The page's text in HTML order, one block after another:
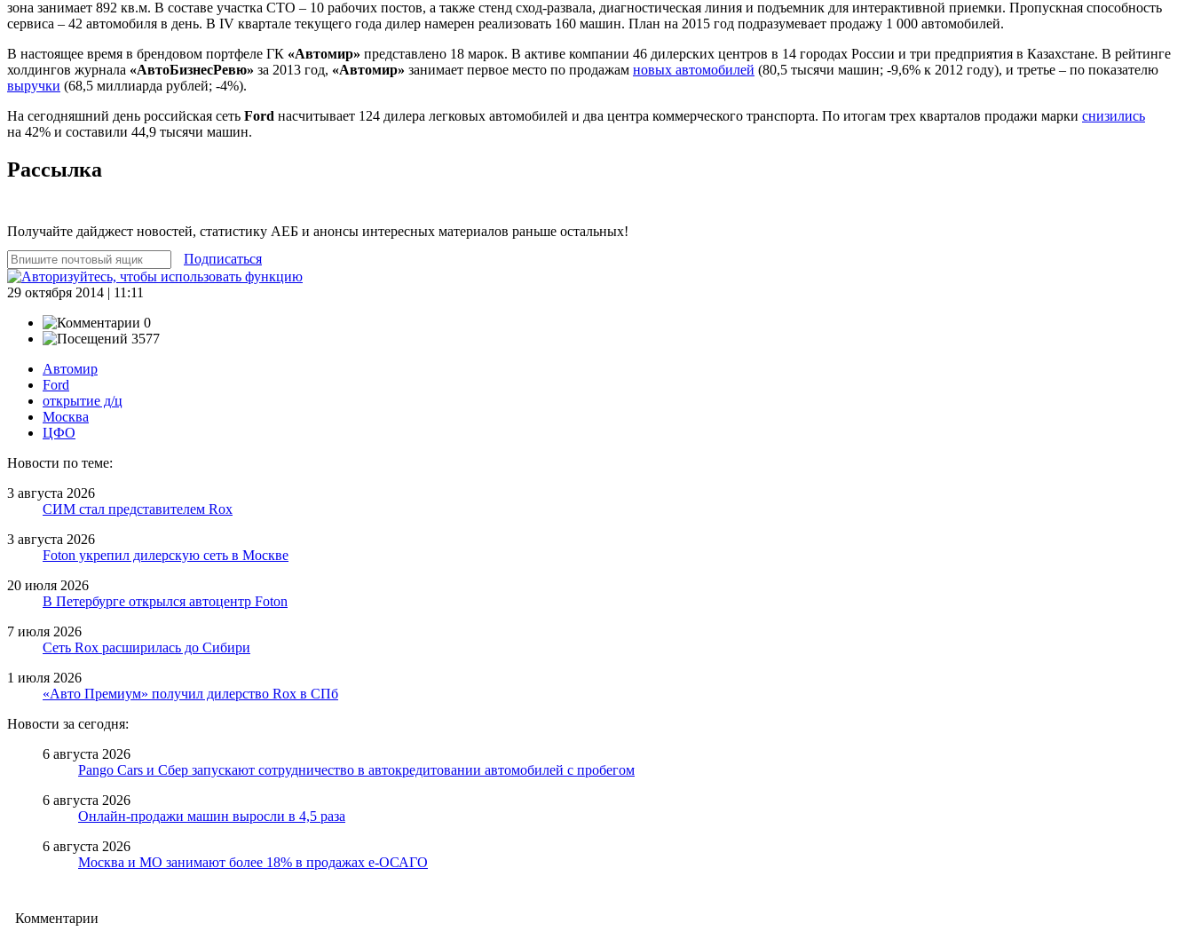
зона занимает 892 кв.м. В составе участка СТО – 10 рабочих постов, а также стенд сход-развала, диагностическая линия и подъемник для интерактивной приемки. Пропускная способность
сервиса – 42 автомобиля в день. В IV квартале текущего года дилер намерен реализовать 160 машин. План на 2015 год подразумевает продажу 1 000 автомобилей.
В настоящее время в брендовом портфеле ГК «Автомир» представлено 18 марок. В активе компании 46 дилерских центров в 14 городах России и три предприятия в Казахстане. В рейтинге
холдингов журнала «АвтоБизнесРевю» за 2013 год, «Автомир» занимает первое место по продажам новых автомобилей (80,5 тысячи машин; -9,6% к 2012 году), и третье – по показателю
выручки (68,5 миллиарда рублей; -4%).
На сегодняшний день российская сеть Ford насчитывает 124 дилера легковых автомобилей и два центра коммерческого транспорта. По итогам трех кварталов продажи марки снизились
на 42% и составили 44,9 тысячи машин.
Рассылка
Получайте дайджест новостей, статистику АЕБ и анонсы интересных материалов раньше остальных!
Подписаться
29 октября 2014 | 11:11
0
3577
Автомир
Ford
открытие д/ц
Москва
ЦФО
Новости по теме:
3 августа 2026
СИМ стал представителем Rox
3 августа 2026
Foton укрепил дилерскую сеть в Москве
20 июля 2026
В Петербурге открылся автоцентр Foton
7 июля 2026
Сеть Rox расширилась до Сибири
1 июля 2026
«Авто Премиум» получил дилерство Rox в СПб
Новости за сегодня:
6 августа 2026
Pango Cars и Сбер запускают сотрудничество в автокредитовании автомобилей с пробегом
6 августа 2026
Онлайн-продажи машин выросли в 4,5 раза
6 августа 2026
Москва и МО занимают более 18% в продажах е-ОСАГО
Комментарии